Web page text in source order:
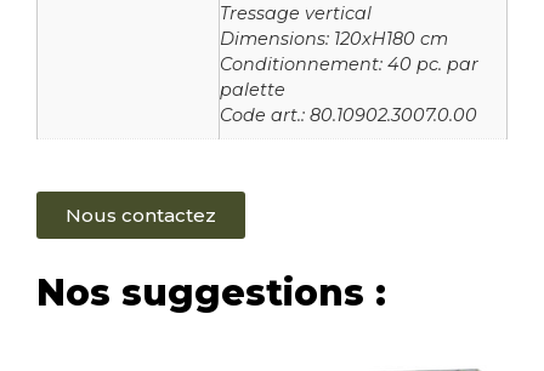
Tressage vertical
Dimensions: 120xH180 cm
Conditionnement: 40 pc. par
palette
Code art.: 80.10902.3007.0.00
Nous contactez
Nos suggestions :